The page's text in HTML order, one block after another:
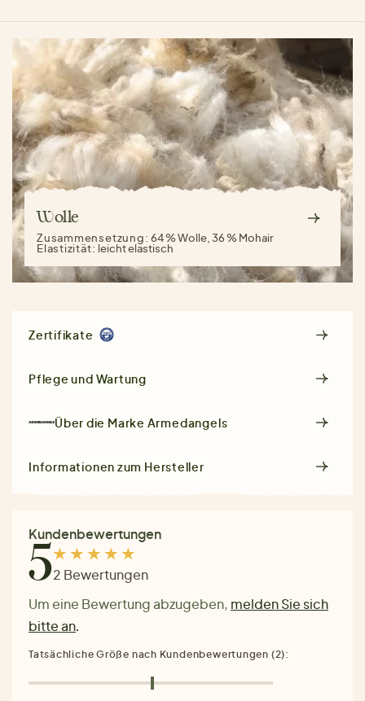
Wolle
Zusammensetzung:64 % Wolle, 36 % Mohair
Elastizität: leicht elastisch
Zertifikate
Pflege und Wartung
Über die Marke Armedangels
Informationen zum Hersteller
Kundenbewertungen
52 Bewertungen
Um eine Bewertung abzugeben, melden Sie sich
bitte an.
Tatsächliche Größe nach Kundenbewertungen (2):